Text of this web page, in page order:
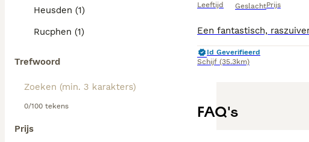
Heusden (1)
Rucphen (1)
Trefwoord
0/100 tekens
Prijs
Leeftijd GeslachtPrijs
Id Geverifieerd
Schijf (35.3km)
FAQ's